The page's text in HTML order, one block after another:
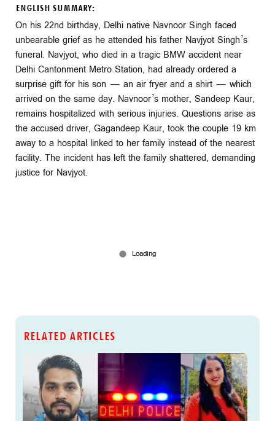
ENGLISH SUMMARY:
On his 22nd birthday, Delhi native Navnoor Singh faced
unbearable grief as he attended his father Navjyot Singh’s
funeral. Navjyot, who died in a tragic BMW accident near
Delhi Cantonment Metro Station, had already ordered a
surprise gift for his son — an air fryer and a shirt — which
arrived on the same day. Navnoor’s mother, Sandeep Kaur,
remains hospitalized with serious injuries. Questions arise as
the accused driver, Gagandeep Kaur, took the couple 19 km
away to a hospital linked to her family instead of the nearest
facility. The incident has left the family shattered, demanding
justice for Navjyot.
RELATED ARTICLES